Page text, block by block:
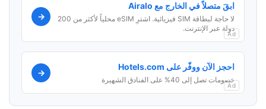
ابقَ متصلاً في الخارج مع Airalo
لا حاجة لبطاقة SIM فيزيائية. اشترِ eSIM محلياً لأكثر من 200
دولة عبر الإنترنت.
→
Ad
احجز الآن ووفّر على Hotels.com
خصومات تصل إلى 40% على الفنادق الشهيرة
→
Ad